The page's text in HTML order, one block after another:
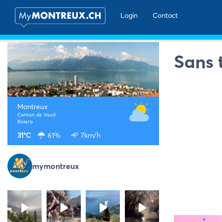
Login Contact
Montreux
Canton de Vaud
Riviera
31°C 61% 7km/h
mymontreux
Sans